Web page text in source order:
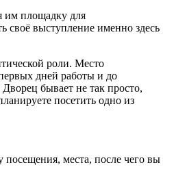
им площадку для
своё выступление именно здесь
роли. Место
дней работы и до
бывает не так просто,
посетить одно из
места, после чего вы